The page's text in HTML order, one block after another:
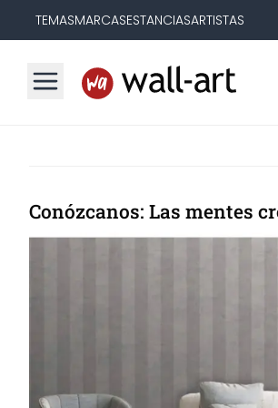
TEMASMARCASESTANCIASARTISTAS
Conózcanos: Las mentes